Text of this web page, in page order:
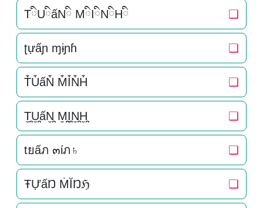
TིUིấNི MིIིNིHི ❏
ʈựấɲ ɱɨɲɦ ❏
T͒U͒ấN͒ M͒I͒N͒H͒ ❏
T̬̤̯U̬̤̯ấN̬̤̯ M̬̤̯I̬̤̯N̬̤̯H̬̤̯ ❏
tยấภ ๓ίภ♄ ❏
ŦỰấŊ ṀĬŊℌ ❏